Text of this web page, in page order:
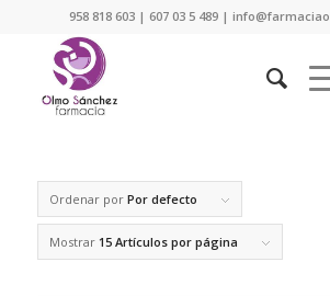
958 818 603 | 607 03 5 489 |
Ordenar por Por defecto
Mostrar 15 Artículos por página